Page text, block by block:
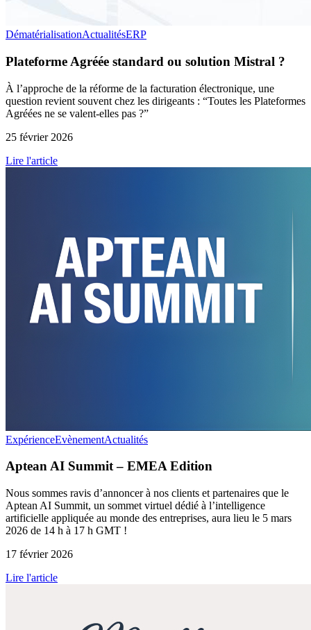
DématérialisationActualitésERP
Plateforme Agréée standard ou solution Mistral ?
À l’approche de la réforme de la facturation électronique, une
question revient souvent chez les dirigeants : “Toutes les Plateformes
Agréées ne se valent-elles pas ?”
25 février 2026
Lire l'article
ExpérienceEvènementActualités
Aptean AI Summit – EMEA Edition
Nous sommes ravis d’annoncer à nos clients et partenaires que le
Aptean AI Summit, un sommet virtuel dédié à l’intelligence
artificielle appliquée au monde des entreprises, aura lieu le 5 mars
2026 de 14 h à 17 h GMT !
17 février 2026
Lire l'article